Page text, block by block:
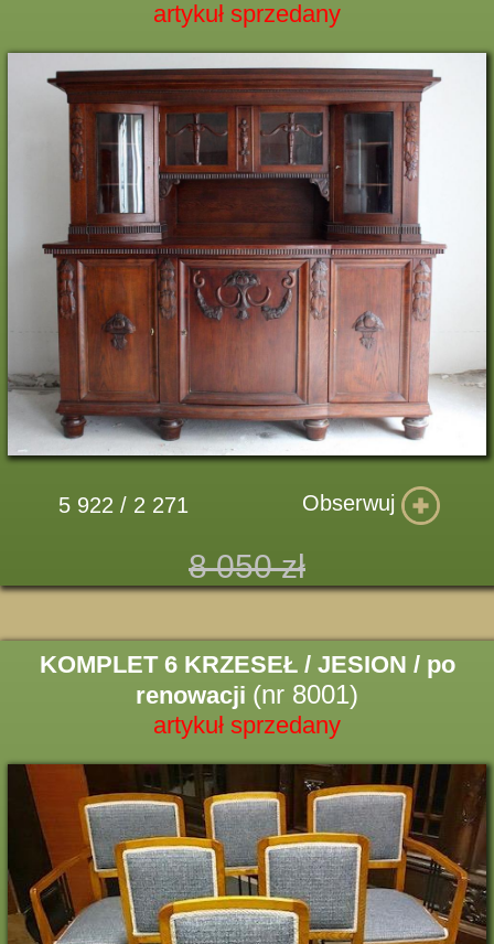
artykuł sprzedany
5 922 / 2 271 Obserwuj
8 050 zł
KOMPLET 6 KRZESEŁ / JESION / po
renowacji (nr 8001)
artykuł sprzedany